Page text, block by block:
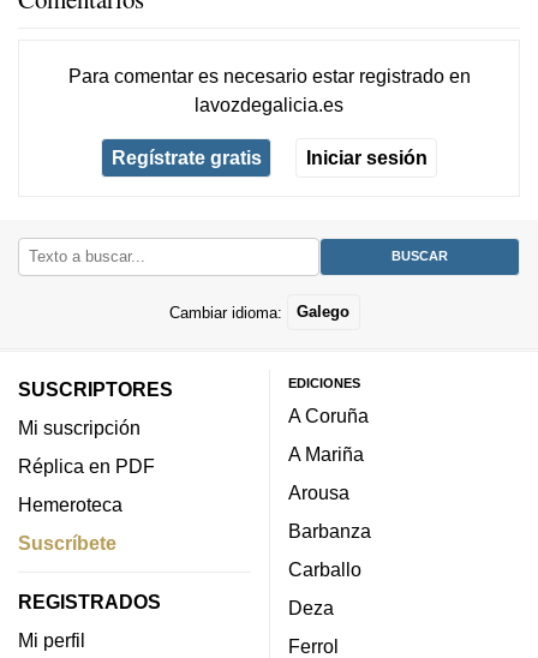
Para comentar es necesario estar registradoen
lavozdegalicia.es
Regístrate gratis Iniciar sesión
Cambiar idioma: Galego
SUSCRIPTORES
Mi suscripción
Réplica en PDF
Hemeroteca
Suscríbete
REGISTRADOS
Mi perfil
EDICIONES
A Coruña
A Mariña
Arousa
Barbanza
Carballo
Deza
Ferrol